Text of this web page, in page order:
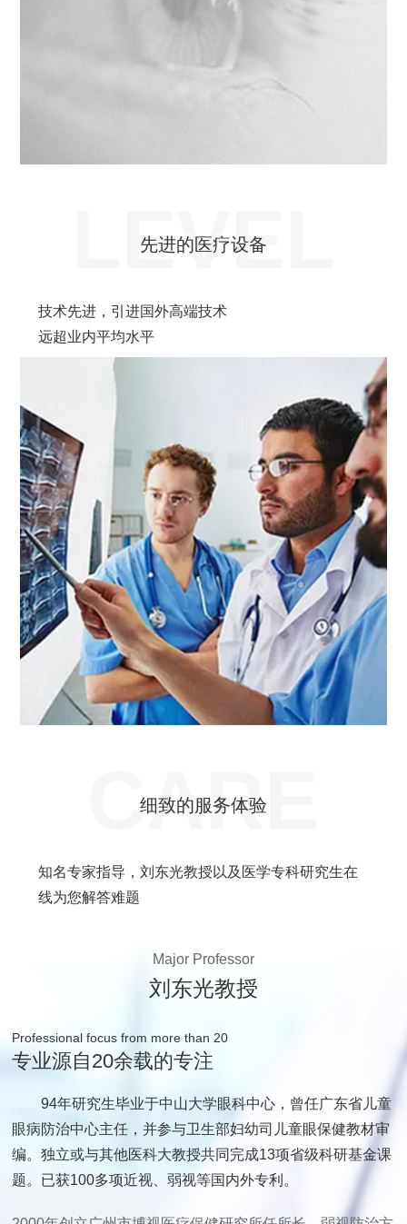
LEVEL
先进的医疗设备
技术先进，引进国外高端技术
远超业内平均水平
CARE
细致的服务体验
知名专家指导，刘东光教授以及医学专科研究生在
线为您解答难题
Major Professor
刘东光教授
Professional focus from more than 20
专业源自20余载的专注
94年研究生毕业于中山大学眼科中心，曾任广东省儿童
眼病防治中心主任，并参与卫生部妇幼司儿童眼保健教材审
编。独立或与其他医科大教授共同完成13项省级科研基金课
题。已获100多项近视、弱视等国内外专利。